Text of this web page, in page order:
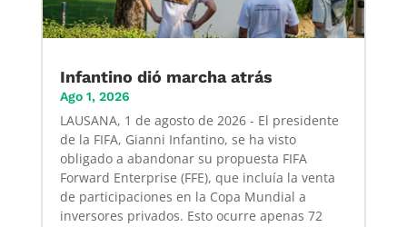
Infantino dió marcha atrás
Ago 1, 2026
LAUSANA, 1 de agosto de 2026 - El presidente
de la FIFA, Gianni Infantino, se ha visto
obligado a abandonar su propuesta FIFA
Forward Enterprise (FFE), que incluía la venta
de participaciones en la Copa Mundial a
inversores privados. Esto ocurre apenas 72